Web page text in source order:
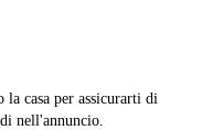
la casa per assicurarti di
nell'annuncio.